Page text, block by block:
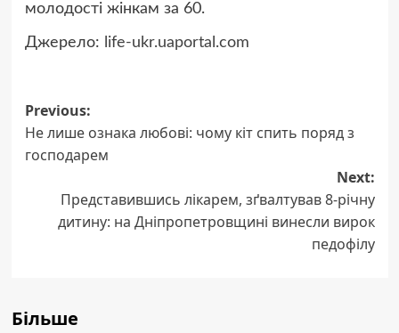
молодості жінкам за 60.
Джерело: life-ukr.uaportal.com
Post
navigation
Previous:
Не лише ознака любові: чому кіт спить поряд з
господарем
Next:
Представившись лікарем, зґвалтував 8-річну
дитину: на Дніпропетровщині винесли вирок
педофілу
Більше